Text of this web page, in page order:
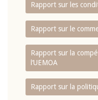
Rapport sur les
Rapport sur le
Rapport sur la
l‘UEMOA
Rapport sur la